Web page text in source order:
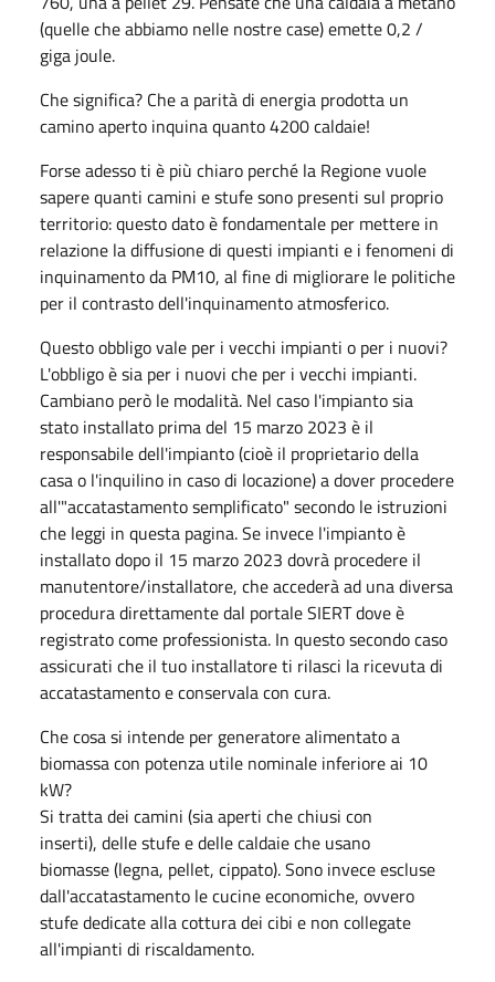
(quelle che abbiamo nelle nostre case) emette 0,2 /
giga joule.
Che significa? Che a parità di energia prodotta un
camino aperto inquina quanto 4200 caldaie!
Forse adesso ti è più chiaro perché la Regione vuole
sapere quanti camini e stufe sono presenti sul proprio
territorio: questo dato è fondamentale per mettere in
relazione la diffusione di questi impianti e i fenomeni di
inquinamento da PM10, al fine di migliorare le politiche
per il contrasto dell'inquinamento atmosferico.
Questo obbligo vale per i vecchi impianti o per i nuovi?
L'obbligo è sia per i nuovi che per i vecchi impianti.
Cambiano però le modalità. Nel caso l'impianto sia
stato installato prima del 15 marzo 2023 è il
responsabile dell'impianto (cioè il proprietario della
casa o l'inquilino in caso di locazione) a dover procedere
all'"accatastamento semplificato" secondo le istruzioni
che leggi in questa pagina. Se invece l'impianto è
installato dopo il 15 marzo 2023 dovrà procedere il
manutentore/installatore, che accederà ad una diversa
procedura direttamente dal portale SIERT dove è
registrato come professionista. In questo secondo caso
assicurati che il tuo installatore ti rilasci la ricevuta di
accatastamento e conservala con cura.
Che cosa si intende per generatore alimentato a
biomassa con potenza utile nominale inferiore ai 10
kW?
Si tratta dei camini (sia aperti che chiusi con
inserti), delle stufe e delle caldaie che usano
biomasse (legna, pellet, cippato). Sono invece escluse
dall'accatastamento le cucine economiche, ovvero
stufe dedicate alla cottura dei cibi e non collegate
all'impianti di riscaldamento.